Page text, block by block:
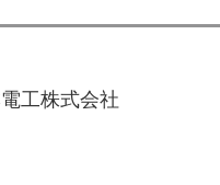
工株式会社